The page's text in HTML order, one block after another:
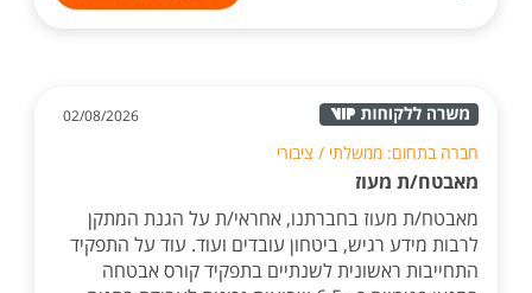
02/08/2026
חברה בתחום: ממשלתי / ציבורי
מאבטח/ת מעוז
מאבטח/ת מעוז בחברתנו, אחראי/ת על הגנת המתקן
לרבות מידע רגיש, ביטחון עובדים ועוד. עוד על התפקיד
התחייבות ראשונית לשנתיים בתפקיד קורס אבטחה